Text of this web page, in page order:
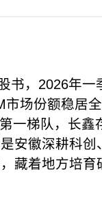
书，2026年一
场份额稳居
一梯队，长鑫
安徽深耕科
藏着地方培